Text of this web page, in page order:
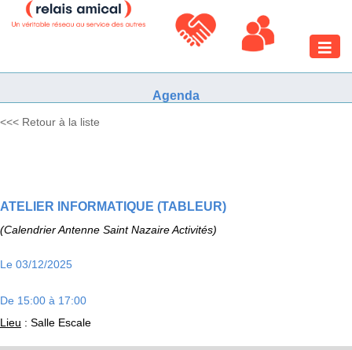
Toggle
Agenda
<<< Retour à la liste
ATELIER INFORMATIQUE (TABLEUR)
(Calendrier Antenne Saint Nazaire Activités)
Le 03/12/2025
De 15:00 à 17:00
Lieu : Salle Escale